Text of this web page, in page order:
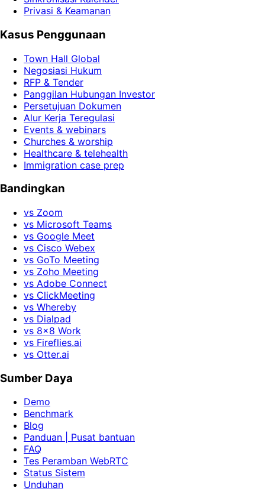
Privasi & Keamanan
Kasus Penggunaan
Town Hall Global
Negosiasi Hukum
RFP & Tender
Panggilan Hubungan Investor
Persetujuan Dokumen
Alur Kerja Teregulasi
Events & webinars
Churches & worship
Healthcare & telehealth
Immigration case prep
Bandingkan
vs Zoom
vs Microsoft Teams
vs Google Meet
vs Cisco Webex
vs GoTo Meeting
vs Zoho Meeting
vs Adobe Connect
vs ClickMeeting
vs Whereby
vs Dialpad
vs 8x8 Work
vs Fireflies.ai
vs Otter.ai
Sumber Daya
Demo
Benchmark
Blog
Panduan | Pusat bantuan
FAQ
Tes Peramban WebRTC
Status Sistem
Unduhan